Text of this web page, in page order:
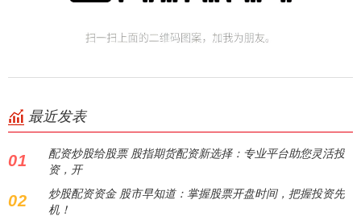
最近发表
01
配资炒股给股票 股指期货配资新选择：专业平台助您灵活投
资，开
02
炒股配资资金 股市早知道：掌握股票开盘时间，把握投资先
机！